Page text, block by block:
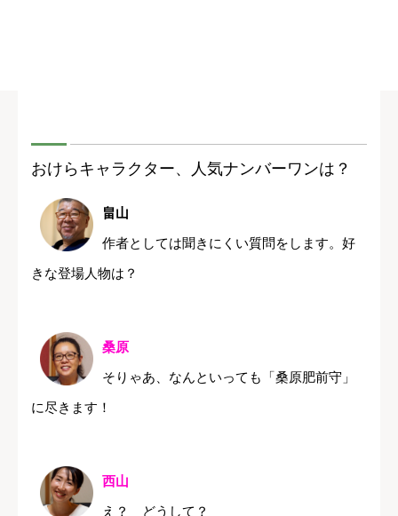
おけらキャラクター、人気ナンバーワンは？
畠山
作者としては聞きにくい質問をします。好
きな登場人物は？
桑原
そりゃあ、なんといっても「桑原肥前守」
に尽きます！
西山
え？ どうして？